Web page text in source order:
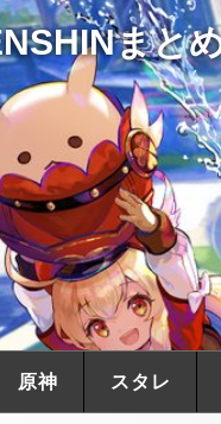
まと
原神 スタレ